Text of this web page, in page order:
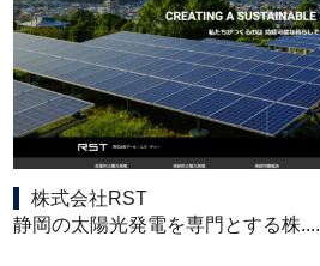
株式会社RST
静岡の太陽光発電を専門とする株....